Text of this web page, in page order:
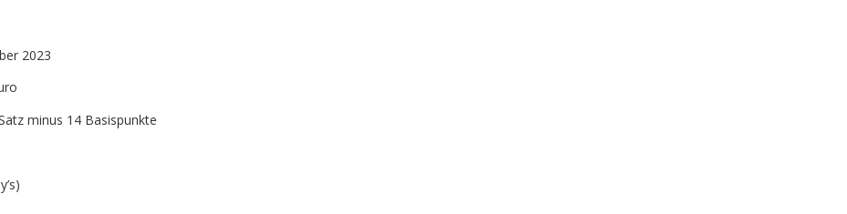
2023
14 Basispunkte